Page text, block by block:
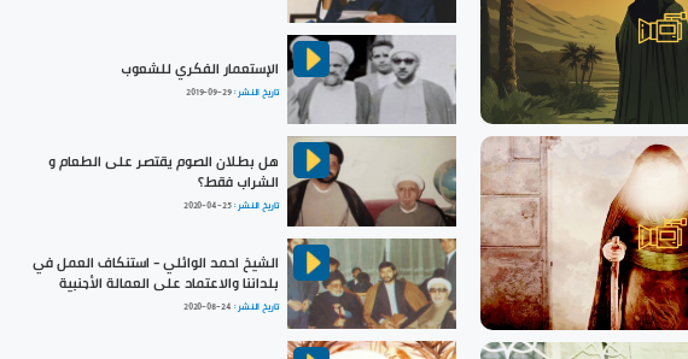
الإستعمار الفكري للشعوب
تاريخ النشر :2019-09-29
هل بطلان الصوم يقتصر على الطعام و
الشراب فقط؟
تاريخ النشر :2020-04-25
الشيخ احمد الوائلي - استنكاف العمل في
بلداننا والاعتماد على العمالة الأجنبية
تاريخ النشر : 2020-08-24